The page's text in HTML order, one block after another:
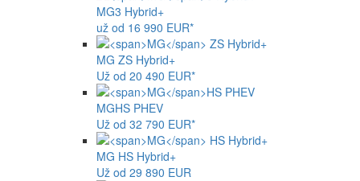
MG3 Hybrid+
už od 16 990 EUR*
MG ZS Hybrid+
Už od 20 490 EUR*
MGHS PHEV
Už od 32 790 EUR*
MG HS Hybrid+
Už od 29 890 EUR